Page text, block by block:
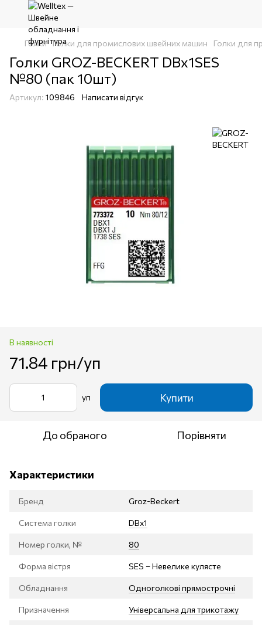
Голки Голки для промислових швейних машин Голки для
Голки GROZ-BECKERT DBx1SES
№80 (пак 10шт)
Артикул: 109846 Написати відгук
В наявності
71.84 грн/уп
уп Купити
До обраного Порівняти
Характеристики
Бренд Groz-Beckert
Система голки DBx1
Номер голки, № 80
Форма вістря SES – Невелике кулясте
Обладнання Одноголкові прямострочні
Призначення Універсальна для трикотажу